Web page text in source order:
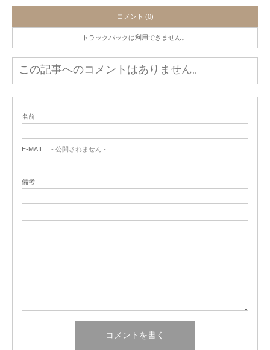
コメント (0)
トラックバックは利用できません。
この記事へのコメントはありません。
名前
E-MAIL - 公開されません -
備考